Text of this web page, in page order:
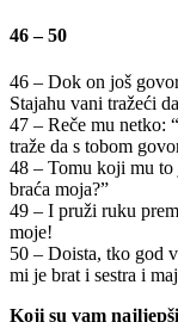
46 – 50
46 – Dok on još
Stajahu vani tražeći
47 – Reče mu netko:
traže da s tobom
48 – Tomu koji mu
braća moja?”
49 – I pruži ruku
moje!
50 – Doista, tko god
mi je brat i sestra i
Koji su vam